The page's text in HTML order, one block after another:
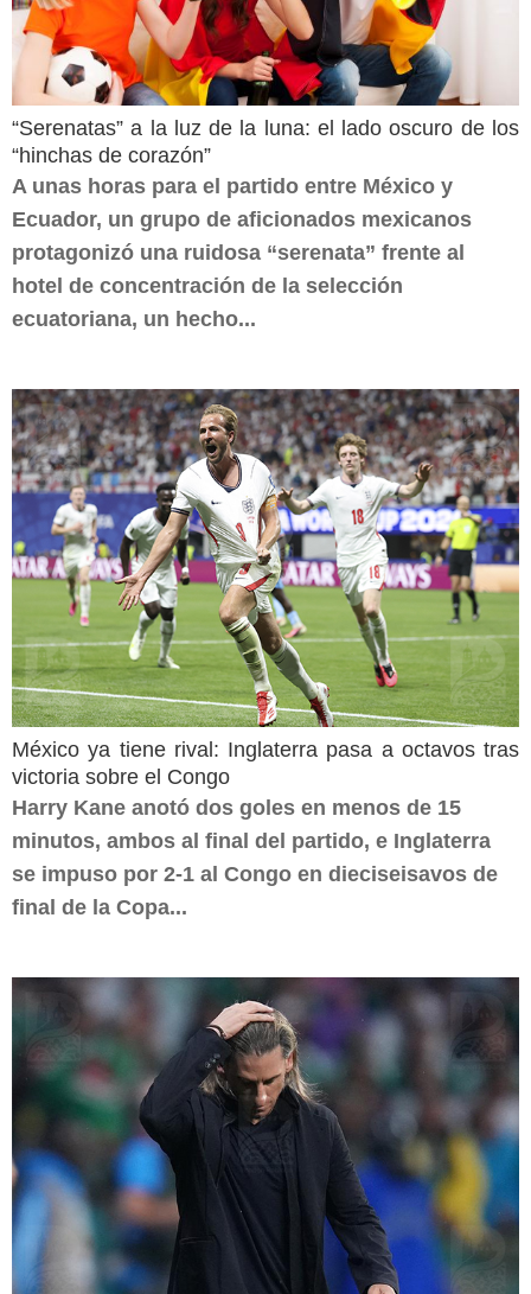
“Serenatas” a la luz de la luna: el lado oscuro de los
“hinchas de corazón”
A unas horas para el partido entre México y
Ecuador, un grupo de aficionados mexicanos
protagonizó una ruidosa “serenata” frente al
hotel de concentración de la selección
ecuatoriana, un hecho...
México ya tiene rival: Inglaterra pasa a octavos tras
victoria sobre el Congo
Harry Kane anotó dos goles en menos de 15
minutos, ambos al final del partido, e Inglaterra
se impuso por 2-1 al Congo en dieciseisavos de
final de la Copa...